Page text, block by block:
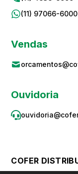
(11) 97066-6000
Vendas
Ouvidoria
COFER